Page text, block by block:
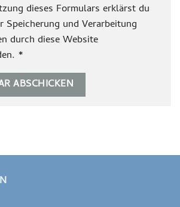
dieses Formulars erklärst du
Speicherung und Verarbeitung
durch diese Website
*